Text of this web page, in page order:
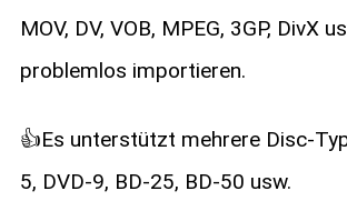
MOV, DV, VOB, MPEG, 3GP, DivX
problemlos importieren.
👍Es unterstützt mehrere Disc-
5, DVD-9, BD-25, BD-50 usw.